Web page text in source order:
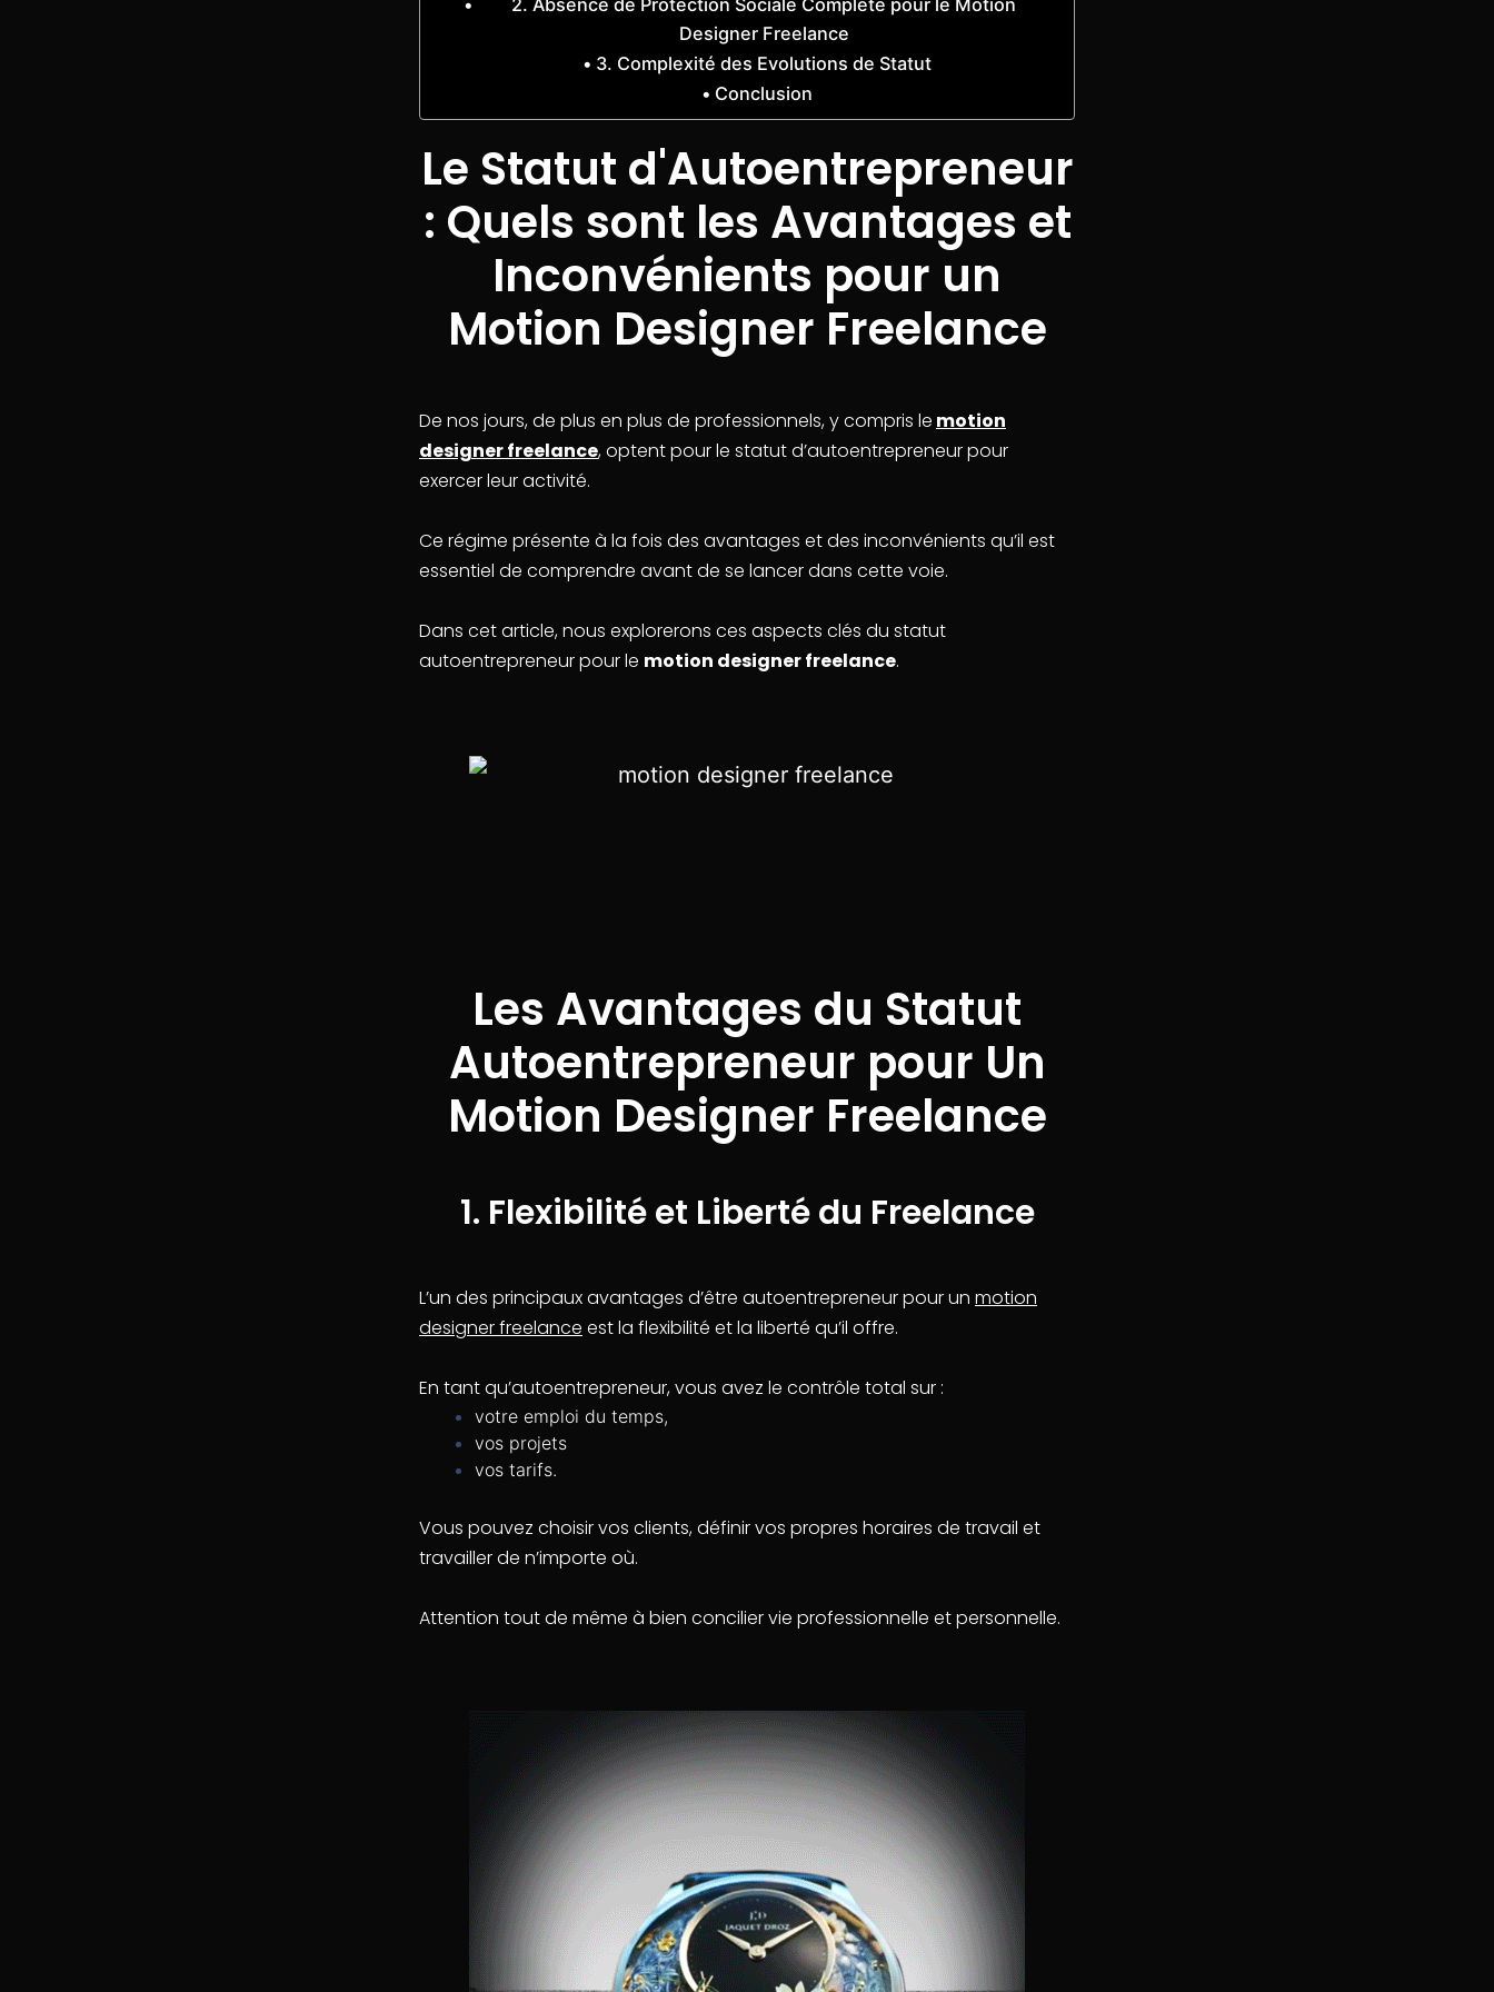
2. Absence de Protection Sociale Complète pour le Motion
Designer Freelance
3. Complexité des Evolutions de Statut
Conclusion
Le Statut d'Autoentrepreneur
: Quels sont les Avantages et
Inconvénients pour un
Motion Designer Freelance
De nos jours, de plus en plus de professionnels, y compris le motion
designer freelance, optent pour le statut d’autoentrepreneur pour
exercer leur activité.
Ce régime présente à la fois des avantages et des inconvénients qu’il est
essentiel de comprendre avant de se lancer dans cette voie.
Dans cet article, nous explorerons ces aspects clés du statut
autoentrepreneur pour le motion designer freelance.
Les Avantages du Statut
Autoentrepreneur pour Un
Motion Designer Freelance
1. Flexibilité et Liberté du Freelance
L’un des principaux avantages d’être autoentrepreneur pour un motion
designer freelance est la flexibilité et la liberté qu’il offre.
En tant qu’autoentrepreneur, vous avez le contrôle total sur :
votre emploi du temps,
vos projets
vos tarifs.
Vous pouvez choisir vos clients, définir vos propres horaires de travail et
travailler de n’importe où.
Attention tout de même à bien concilier vie professionnelle et personnelle.